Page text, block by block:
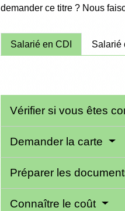
demander ce titre ? Nous
Salarié en CDI Salarié
Vérifier si vous êtes
Demander la carte
Préparer les
Connaître le coût